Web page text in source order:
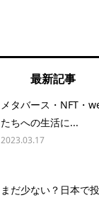
最新記事
メタバース・NFT・
たちへの生活に...
2023.03.17
まだ少ない？日本で